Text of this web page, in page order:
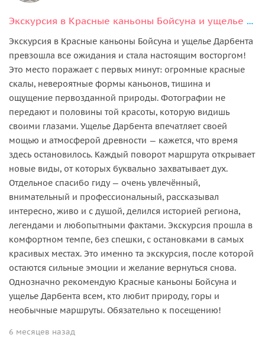
Экскурсия в Красные каньоны Бойсуна и ущелье Дарбента — тур из Самарканда
Экскурсия в Красные каньоны Бойсуна и ущелье Дарбента
превзошла все ожидания и стала настоящим восторгом!
Это место поражает с первых минут: огромные красные
скалы, невероятные формы каньонов, тишина и
ощущение первозданной природы. Фотографии не
передают и половины той красоты, которую видишь
своими глазами. Ущелье Дарбента впечатляет своей
мощью и атмосферой древности — кажется, что время
здесь остановилось. Каждый поворот маршрута открывает
новые виды, от которых буквально захватывает дух.
Отдельное спасибо гиду — очень увлечённый,
внимательный и профессиональный, рассказывал
интересно, живо и с душой, делился историей региона,
легендами и любопытными фактами. Экскурсия прошла в
комфортном темпе, без спешки, с остановками в самых
красивых местах. Это именно та экскурсия, после которой
остаются сильные эмоции и желание вернуться снова.
Однозначно рекомендую Красные каньоны Бойсуна и
ущелье Дарбента всем, кто любит природу, горы и
необычные маршруты. Обязательно к посещению!
6 месяцев назад